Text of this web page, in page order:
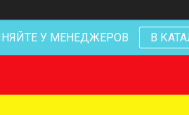
У МЕНЕДЖЕРОВ В